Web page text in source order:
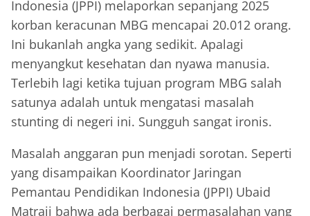
Indonesia (JPPI) melaporkan sepanjang 2025
korban keracunan MBG mencapai 20.012 orang.
Ini bukanlah angka yang sedikit. Apalagi
menyangkut kesehatan dan nyawa manusia.
Terlebih lagi ketika tujuan program MBG salah
satunya adalah untuk mengatasi masalah
stunting di negeri ini. Sungguh sangat ironis.
Masalah anggaran pun menjadi sorotan. Seperti
yang disampaikan Koordinator Jaringan
Pemantau Pendidikan Indonesia (JPPI) Ubaid
Matraji bahwa ada berbagai permasalahan yang